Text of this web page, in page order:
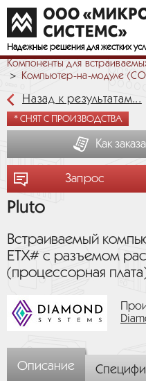
Надежные решения для жестких
Компоненты для
Компьютер-на-модуле
Назад к результатам...
* СНЯТ С ПРОИЗВОДСТВА
Как
Запрос
Pluto
Встраиваемый
ETX# с разъемом
(процессорная
Описание